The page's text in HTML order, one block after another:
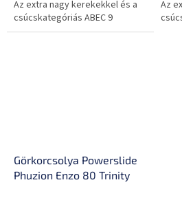
Az extra nagy kerekekkel és a
csúcskategóriás ABEC 9
csapágyakkal semmi sem fog
Az
Görkorcsolya Powerslide
Phuzion Enzo 80 Trinity